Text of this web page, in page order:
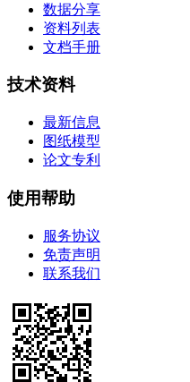
数据分享
资料列表
文档手册
技术资料
最新信息
图纸模型
论文专利
使用帮助
服务协议
免责声明
联系我们